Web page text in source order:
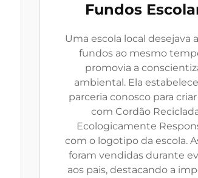
Fundos
Uma escola local desejava
fundos ao mesmo
promovia a
ambiental. Ela
parceria conosco para criar
com Cordão
Ecologicamente
com o logotipo da escola.
foram vendidas durante
aos pais, destacando a